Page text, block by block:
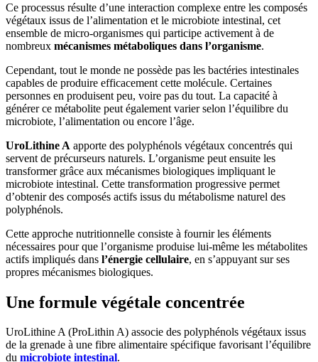
Ce processus résulte d’une interaction complexe entre les composés
végétaux issus de l’alimentation et le microbiote intestinal, cet
ensemble de micro-organismes qui participe activement à de
nombreux mécanismes métaboliques dans l’organisme.
Cependant, tout le monde ne possède pas les bactéries intestinales
capables de produire efficacement cette molécule. Certaines
personnes en produisent peu, voire pas du tout. La capacité à
générer ce métabolite peut également varier selon l’équilibre du
microbiote, l’alimentation ou encore l’âge.
UroLithine A apporte des polyphénols végétaux concentrés qui
servent de précurseurs naturels. L’organisme peut ensuite les
transformer grâce aux mécanismes biologiques impliquant le
microbiote intestinal. Cette transformation progressive permet
d’obtenir des composés actifs issus du métabolisme naturel des
polyphénols.
Cette approche nutritionnelle consiste à fournir les éléments
nécessaires pour que l’organisme produise lui-même les métabolites
actifs impliqués dans l’énergie cellulaire, en s’appuyant sur ses
propres mécanismes biologiques.
Une formule végétale concentrée
UroLithine A (ProLithin A) associe des polyphénols végétaux issus
de la grenade à une fibre alimentaire spécifique favorisant l’équilibre
du microbiote intestinal.